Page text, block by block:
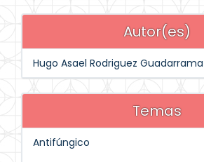
Autor(es)
Hugo Asael Rodriguez Guadarrama
Temas
Antifúngico